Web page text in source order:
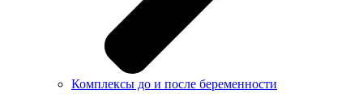
Комплексы до и после беременности